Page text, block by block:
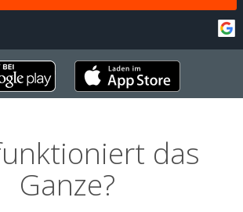
das
Ganze?